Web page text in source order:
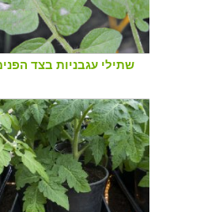
שתילי עגבניות בצד